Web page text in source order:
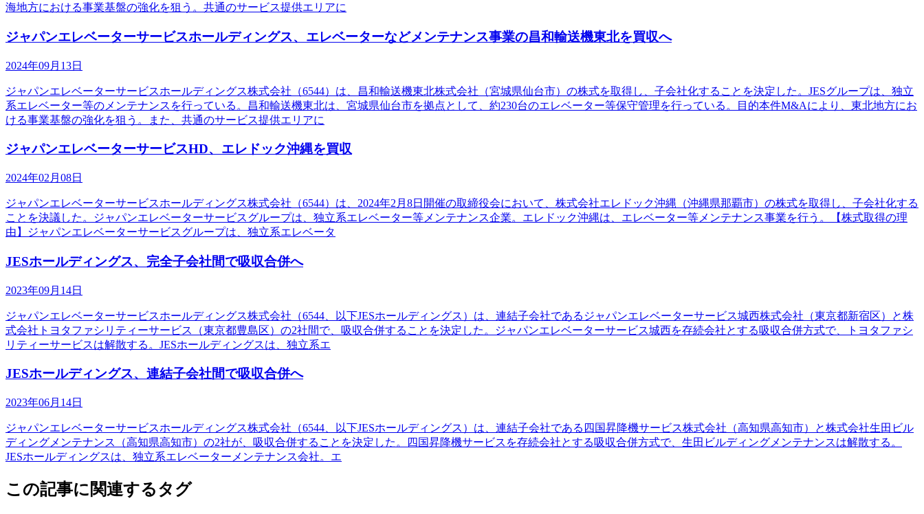
海地方における事業基盤の強化を狙う。共通のサービス提供エリアに
ジャパンエレベーターサービスホールディングス、エレベーターなどメンテナンス事業の昌和輸送機東北を買収へ
2024年09月13日
ジャパンエレベーターサービスホールディングス株式会社（6544）は、昌和輸送機東北株式会社（宮城県仙台市）の株式を取得し、子会社化することを決定した。JESグループは、独立
系エレベーター等のメンテナンスを行っている。昌和輸送機東北は、宮城県仙台市を拠点として、約230台のエレベーター等保守管理を行っている。目的本件M&Aにより、東北地方にお
ける事業基盤の強化を狙う。また、共通のサービス提供エリアに
ジャパンエレベーターサービスHD、エレドック沖縄を買収
2024年02月08日
ジャパンエレベーターサービスホールディングス株式会社（6544）は、2024年2月8日開催の取締役会において、株式会社エレドック沖縄（沖縄県那覇市）の株式を取得し、子会社化する
ことを決議した。ジャパンエレベーターサービスグループは、独立系エレベーター等メンテナンス企業。エレドック沖縄は、エレベーター等メンテナンス事業を行う。【株式取得の理
由】ジャパンエレベーターサービスグループは、独立系エレベータ
JESホールディングス、完全子会社間で吸収合併へ
2023年09月14日
ジャパンエレベーターサービスホールディングス株式会社（6544、以下JESホールディングス）は、連結子会社であるジャパンエレベーターサービス城西株式会社（東京都新宿区）と株
式会社トヨタファシリティーサービス（東京都豊島区）の2社間で、吸収合併することを決定した。ジャパンエレベーターサービス城西を存続会社とする吸収合併方式で、トヨタファシ
リティーサービスは解散する。JESホールディングスは、独立系エ
JESホールディングス、連結子会社間で吸収合併へ
2023年06月14日
ジャパンエレベーターサービスホールディングス株式会社（6544、以下JESホールディングス）は、連結子会社である四国昇降機サービス株式会社（高知県高知市）と株式会社生田ビル
ディングメンテナンス（高知県高知市）の2社が、吸収合併することを決定した。四国昇降機サービスを存続会社とする吸収合併方式で、生田ビルディングメンテナンスは解散する。
JESホールディングスは、独立系エレベーターメンテナンス会社。エ
この記事に関連するタグ